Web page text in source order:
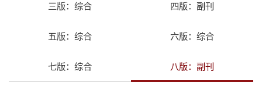
三版：综合 四版：副刊
五版：综合 六版：综合
七版：综合 八版：副刊